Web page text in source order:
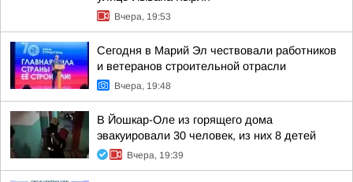
Вчера, 19:53
Сегодня в Марий Эл чествовали работников
и ветеранов строительной отрасли
Вчера, 19:48
В Йошкар-Оле из горящего дома
эвакуировали 30 человек, из них 8 детей
Вчера, 19:39